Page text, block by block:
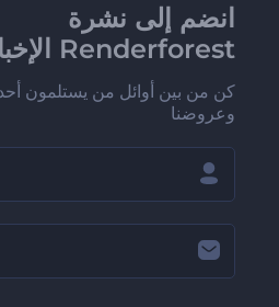
انضم إلى نشرة
Renderforest الإخبارية
كن من بين أوائل من يستلمون
وعروضنا